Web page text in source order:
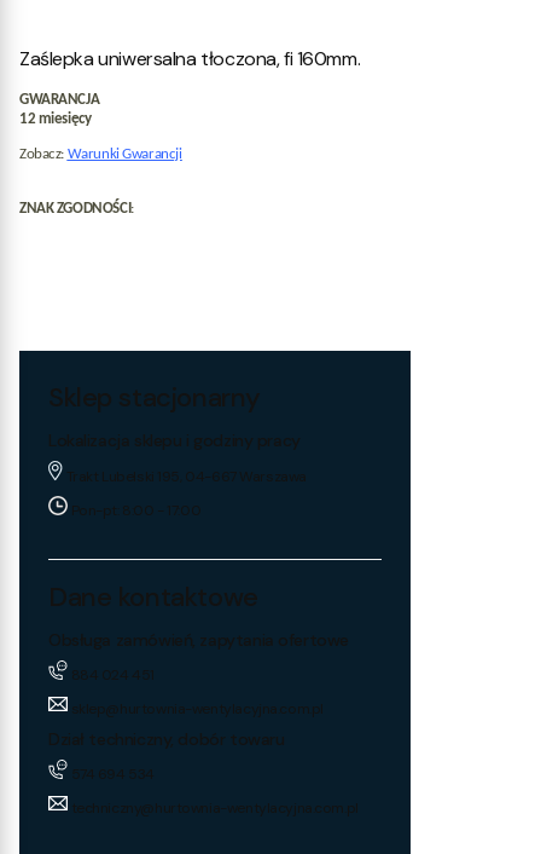
Zaślepka uniwersalna tłoczona, fi 160mm.
GWARANCJA
12 miesięcy
Zobacz: Warunki Gwarancji
ZNAK ZGODNOŚCI :
Sklep stacjonarny
Lokalizacja sklepu i godziny pracy
Trakt Lubelski 195, 04-667 Warszawa
Pon-pt: 8:00 - 17:00
Dane kontaktowe
Obsługa zamówień, zapytania ofertowe
884 024 451
sklep@hurtownia-wentylacyjna.com.pl
Dział techniczny, dobór towaru
574 694 534
techniczny@hurtownia-wentylacyjna.com.pl